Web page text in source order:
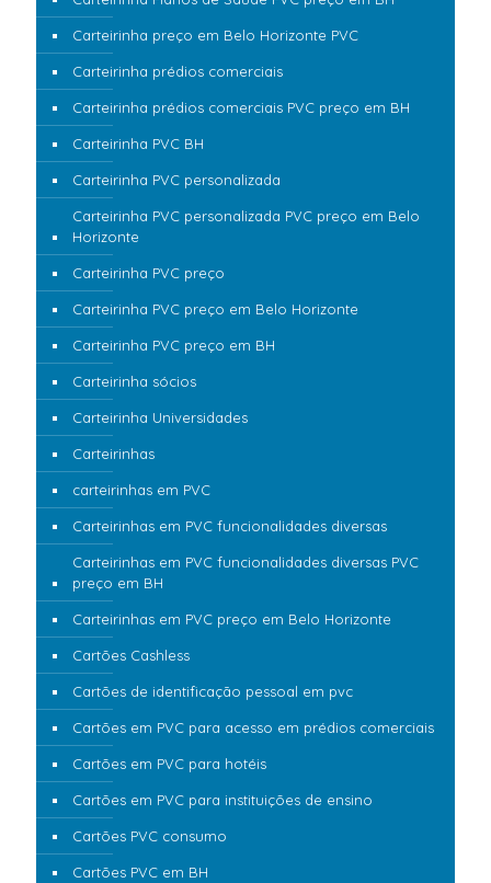
Carteirinha preço em Belo Horizonte PVC
Carteirinha prédios comerciais
Carteirinha prédios comerciais PVC preço em BH
Carteirinha PVC BH
Carteirinha PVC personalizada
Carteirinha PVC personalizada PVC preço em Belo
Horizonte
Carteirinha PVC preço
Carteirinha PVC preço em Belo Horizonte
Carteirinha PVC preço em BH
Carteirinha sócios
Carteirinha Universidades
Carteirinhas
carteirinhas em PVC
Carteirinhas em PVC funcionalidades diversas
Carteirinhas em PVC funcionalidades diversas PVC
preço em BH
Carteirinhas em PVC preço em Belo Horizonte
Cartões Cashless
Cartões de identificação pessoal em pvc
Cartões em PVC para acesso em prédios comerciais
Cartões em PVC para hotéis
Cartões em PVC para instituições de ensino
Cartões PVC consumo
Cartões PVC em BH